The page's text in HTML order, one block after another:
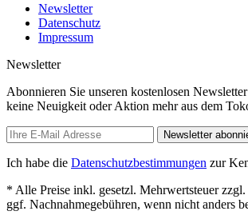
Newsletter
Datenschutz
Impressum
Newsletter
Abonnieren Sie unseren kostenlosen
keine Neuigkeit oder Aktion mehr aus dem
Newsletter
Ich habe die Datenschutzbestimmungen zur
* Alle Preise inkl. gesetzl. Mehrwertsteuer zzgl.
ggf. Nachnahmegebühren, wenn nicht anders